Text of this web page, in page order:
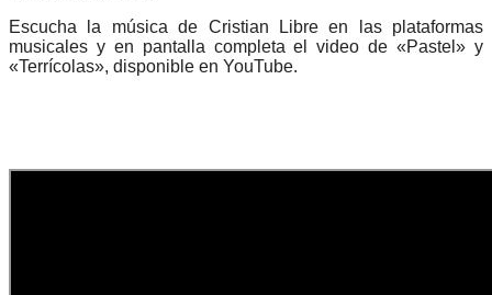
Escucha la música de Cristian Libre en las plataformas
musicales y en pantalla completa el video de «Pastel» y
«Terrícolas», disponible en YouTube.